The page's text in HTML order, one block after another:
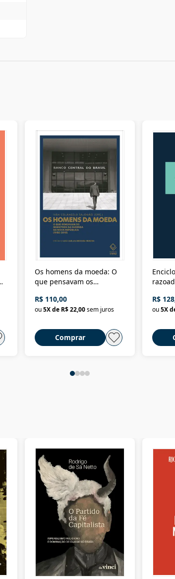
Os homens da moeda: O
que pensavam os
Nova República (1985-
2018)
R$ 110,00
ou5X de R$ 22,00sem juros
Comprar
R$
ou5X